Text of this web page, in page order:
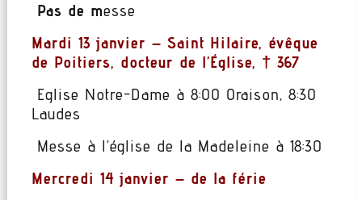
Pas de messe
Mardi 13 janvier – Saint Hilaire, évêque
de Poitiers, docteur de l’Église, † 367
Eglise Notre-Dame à 8:00 Oraison, 8:30
Laudes
Messe à l’église de la Madeleine à 18:30
Mercredi 14 janvier – de la férie